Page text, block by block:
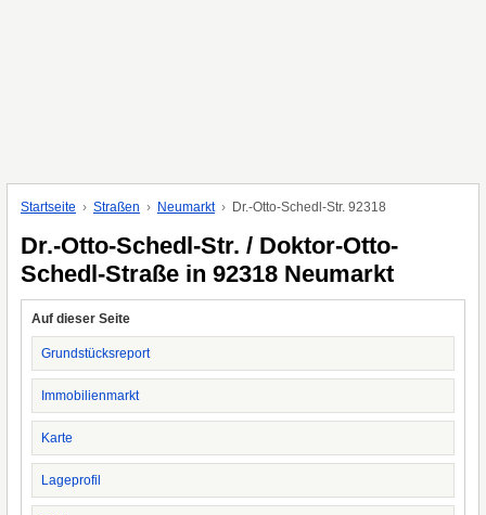
Startseite Straßen Neumarkt Dr.-Otto-Schedl-Str. 92318
Dr.-Otto-Schedl-Str. / Doktor-Otto-
Schedl-Straße in 92318 Neumarkt
Auf dieser Seite
Grundstücksreport
Immobilienmarkt
Karte
Lageprofil